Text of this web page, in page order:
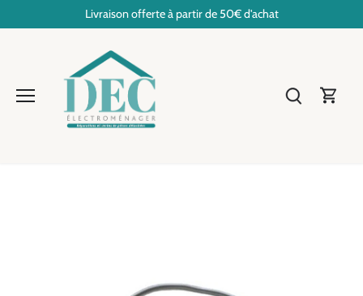
Livraison offerte à partir de 50€ d'achat